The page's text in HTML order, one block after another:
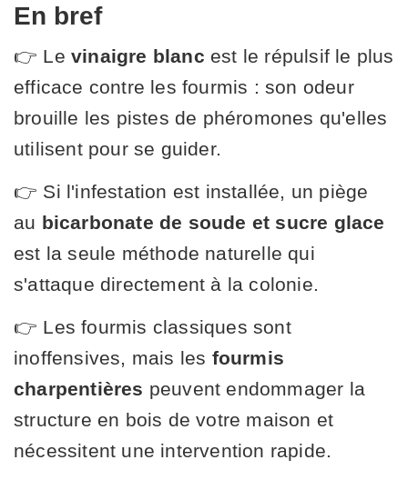
En bref
👉 Le vinaigre blanc est le répulsif le plus
efficace contre les fourmis : son odeur
brouille les pistes de phéromones qu'elles
utilisent pour se guider.
👉 Si l'infestation est installée, un piège
au bicarbonate de soude et sucre glace
est la seule méthode naturelle qui
s'attaque directement à la colonie.
👉 Les fourmis classiques sont
inoffensives, mais les fourmis
charpentières peuvent endommager la
structure en bois de votre maison et
nécessitent une intervention rapide.